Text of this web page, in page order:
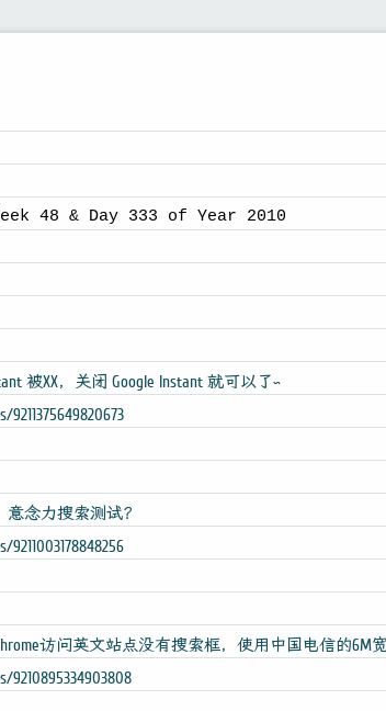
48 & Day 333 of Year 2010
被XX，关闭 Google Instant 就可以了~
意念力搜索测试？
访问英文站点没有搜索框，使用中国电信的